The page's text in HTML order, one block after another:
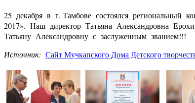
25 декабря в г. Тамбове состоялся региональный
2017». Наш директор Татьяна Александровна
Татьяну Александровну с заслуженным званием!!!
Источник: Сайт Мучкапского Дома Детского